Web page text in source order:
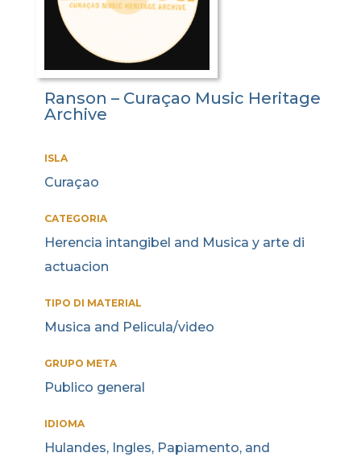
Ranson – Curaçao Music Heritage
Archive
ISLA
Curaçao
CATEGORIA
Herencia intangibel and Musica y arte di
actuacion
TIPO DI MATERIAL
Musica and Pelicula/video
GRUPO META
Publico general
IDIOMA
Hulandes, Ingles, Papiamento, and